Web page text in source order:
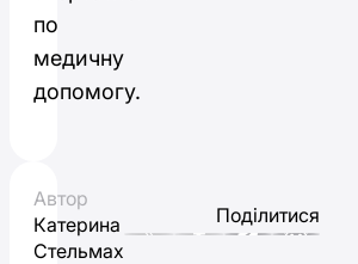
по
медичну
допомогу.
Автор
Катерина
Стельмах
Поділитися